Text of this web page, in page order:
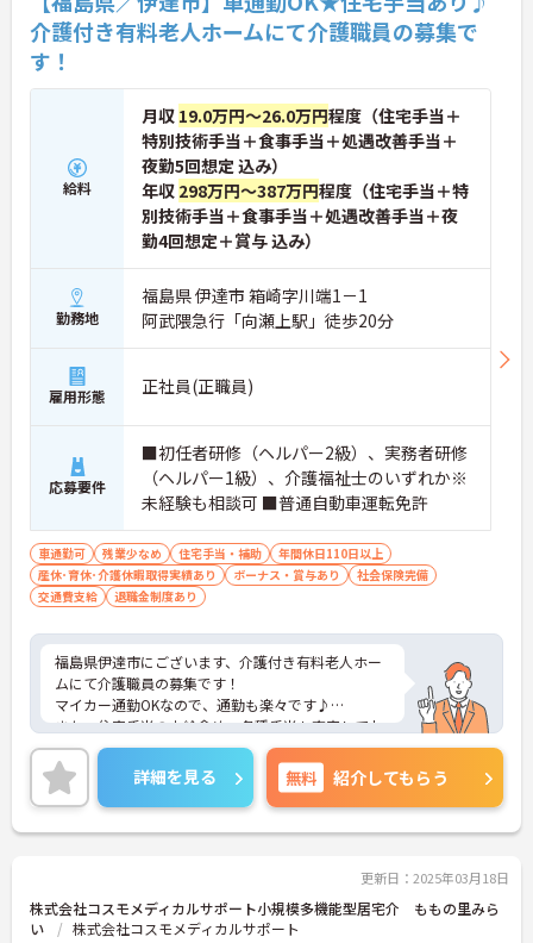
介護付き有料老人ホームにて介護職員の募集で
す！
給料
月収 19.0万円～26.0万円程度（住宅手当＋
特別技術手当＋食事手当＋処遇改善手当＋
夜勤5回想定 込み）
年収 298万円～387万円程度（住宅手当＋特
別技術手当＋食事手当＋処遇改善手当＋夜
勤4回想定＋賞与 込み）
勤務地
福島県 伊達市 箱崎字川端1－1
阿武隈急行「向瀬上駅」徒歩20分
雇用形態 正社員(正職員)
応募要件
■初任者研修（ヘルパー2級）、実務者研修
（ヘルパー1級）、介護福祉士のいずれか※
未経験も相談可 ■普通自動車運転免許
車通勤可 残業少なめ 住宅手当・補助
年間休日110日以上
産休･育休･介護休暇取得実績あり
ボーナス・賞与あり
社会保険完備
交通費支給
退職金制度あり
福島県伊達市にございます、介護付き有料老人ホー
ムにて介護職員の募集です！
マイカー通勤OKなので、通勤も楽々です♪
また、住宅手当の支給含め、各種手当も充実してお
りますので、長期的な就業をしやすい環境です。
ご興味のある方は、マイナビ介護職までお問い合わ
せください。
詳細を見る 無料 紹介してもらう
更新日：2025年03月18日
株式会社コスモメディカルサポート小規模多機能型居宅介 ももの里みら
い
株式会社コスモメディカルサポート